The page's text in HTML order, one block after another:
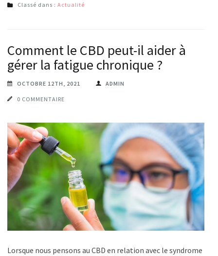
Classé dans : Actualité
Comment le CBD peut-il aider à
gérer la fatigue chronique ?
OCTOBRE 12TH, 2021 ADMIN
0 COMMENTAIRE
Lorsque nous pensons au CBD en relation avec le syndrome